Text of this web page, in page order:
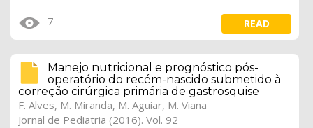
7 READ
Manejo nutricional e prognóstico pós-
operatório do recém-nascido submetido à
correção cirúrgica primária de gastrosquise
F. Alves, M. Miranda, M. Aguiar, M. Viana
Jornal de Pediatria (2016). Vol. 92